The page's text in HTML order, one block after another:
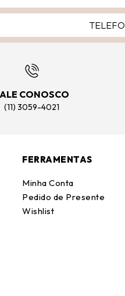
CONOSCO
(11) 3059-4021
FERRAMENTAS
Minha Conta
Pedido de Presente
Wishlist